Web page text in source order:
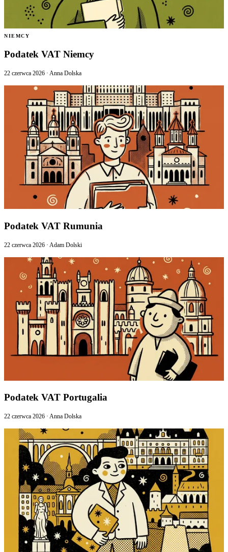
NIEMCY
Podatek VAT Niemcy
22 czerwca 2026 · Anna Dolska
Podatek VAT Rumunia
22 czerwca 2026 · Adam Dolski
Podatek VAT Portugalia
22 czerwca 2026 · Anna Dolska